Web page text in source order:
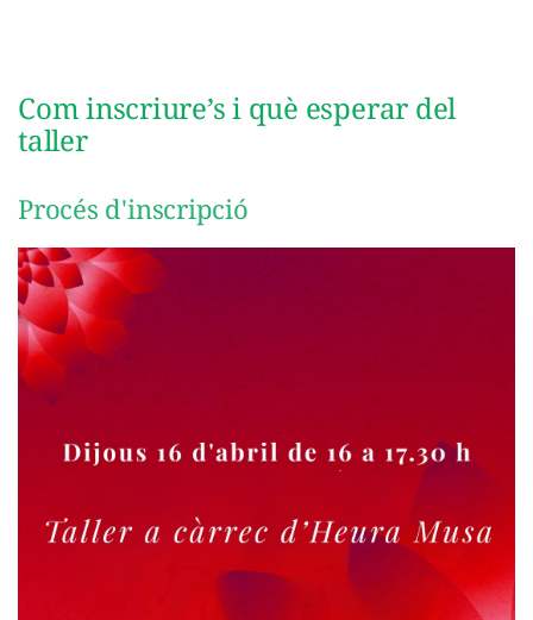
Com inscriure’s i què esperar del
taller
Procés d'inscripció